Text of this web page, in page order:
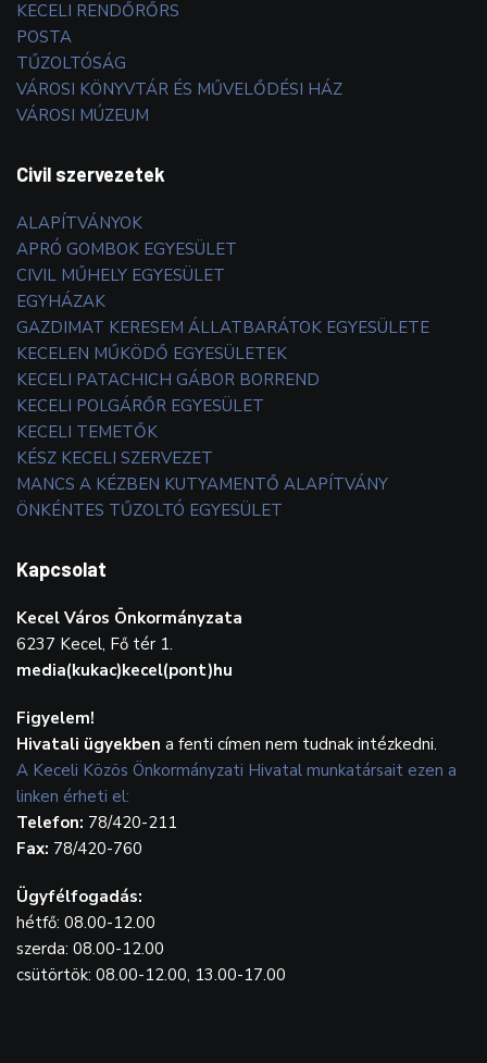
KECELI RENDŐRŐRS
POSTA
TŰZOLTÓSÁG
VÁROSI KÖNYVTÁR ÉS MŰVELŐDÉSI HÁZ
VÁROSI MÚZEUM
Civil szervezetek
ALAPÍTVÁNYOK
APRÓ GOMBOK EGYESÜLET
CIVIL MŰHELY EGYESÜLET
EGYHÁZAK
GAZDIMAT KERESEM ÁLLATBARÁTOK EGYESÜLETE
KECELEN MŰKÖDŐ EGYESÜLETEK
KECELI PATACHICH GÁBOR BORREND
KECELI POLGÁRŐR EGYESÜLET
KECELI TEMETŐK
KÉSZ KECELI SZERVEZET
MANCS A KÉZBEN KUTYAMENTŐ ALAPÍTVÁNY
ÖNKÉNTES TŰZOLTÓ EGYESÜLET
Kapcsolat
Kecel Város Önkormányzata
6237 Kecel, Fő tér 1.
media(kukac)kecel(pont)hu
Figyelem!
Hivatali ügyekben a fenti címen nem tudnak intézkedni.
A Keceli Közös Önkormányzati Hivatal munkatársait ezen a
linken érheti el:
Telefon: 78/420-211
Fax: 78/420-760
Ügyfélfogadás:
hétfő: 08.00-12.00
szerda: 08.00-12.00
csütörtök: 08.00-12.00, 13.00-17.00